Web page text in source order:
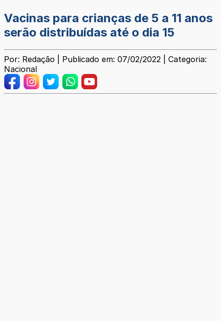
Vacinas para crianças de 5 a 11 anos
serão distribuídas até o dia 15
Por: Redação | Publicado em: 07/02/2022 | Categoria:
Nacional